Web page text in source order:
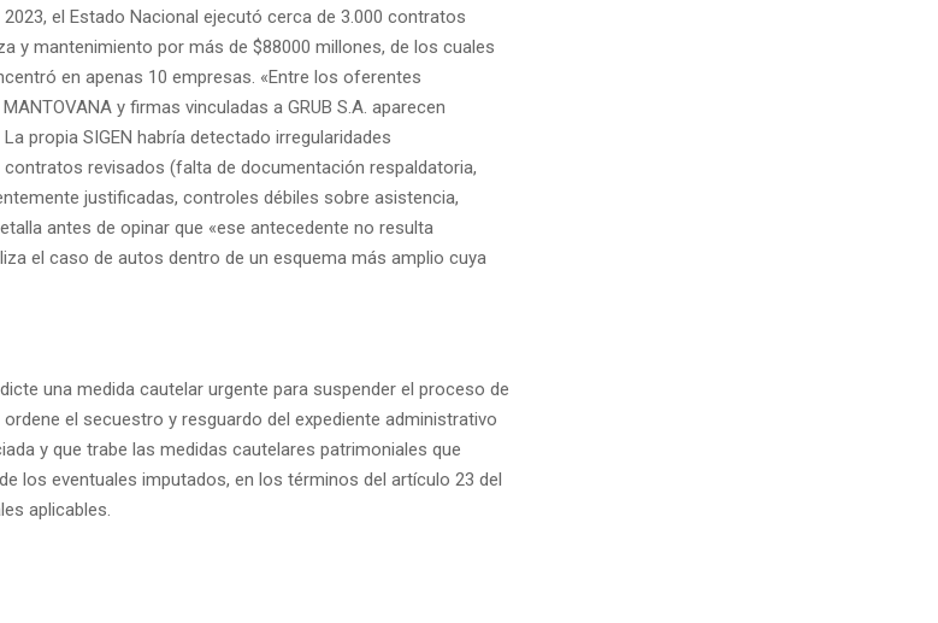
el Estado Nacional ejecutó cerca de 3.000 contratos
y mantenimiento por más de $88000 millones, de los cuales
en apenas 10 empresas. «Entre los oferentes
y firmas vinculadas a GRUB S.A. aparecen
propia SIGEN habría detectado irregularidades
revisados (falta de documentación respaldatoria,
justificadas, controles débiles sobre asistencia,
antes de opinar que «ese antecedente no resulta
el caso de autos dentro de un esquema más amplio cuya
una medida cautelar urgente para suspender el proceso de
el secuestro y resguardo del expediente administrativo
y que trabe las medidas cautelares patrimoniales que
los eventuales imputados, en los términos del artículo 23 del
aplicables.